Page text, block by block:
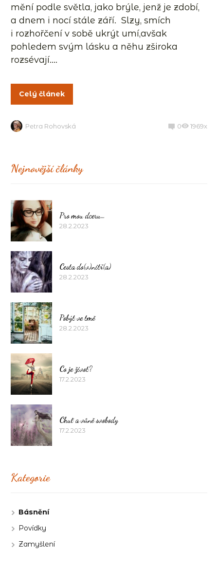
mění podle světla, jako brýle, jenž je zdobí,
a dnem i nocí stále září. Slzy, smích
i rozhořčení v sobě ukrýt umí,avšak
pohledem svým lásku a něhu zširoka
rozsévají....
Celý článek
Petra Rohovská 0 1969x
Nejnovější články
Pro mou dceru…
28.2.2023
Cesta do(v)nitř(a)
28.2.2023
Pobýt ve tmě
28.2.2023
Co je život?
17.2.2023
Chuť a vůně svobody
17.2.2023
Kategorie
Básnění
Povídky
Zamyšlení